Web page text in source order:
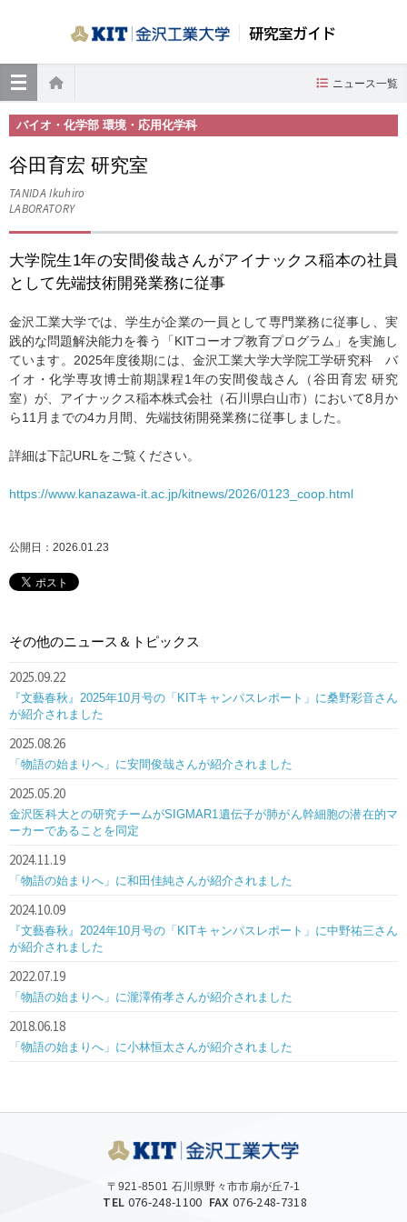
研究室ガイド
ホーム
ニュース一覧
バイオ・化学部 環境・応用化学科
谷田育宏 研究室
TANIDA Ikuhiro
LABORATORY
大学院生1年の安間俊哉さんがアイナックス稲本の社員
として先端技術開発業務に従事
金沢工業大学では、学生が企業の一員として専門業務に従事し、実
践的な問題解決能力を養う「KITコーオプ教育プログラム」を実施し
ています。2025年度後期には、金沢工業大学大学院工学研究科 バ
イオ・化学専攻博士前期課程1年の安間俊哉さん（谷田育宏 研究
室）が、アイナックス稲本株式会社（石川県白山市）において8月か
ら11月までの4カ月間、先端技術開発業務に従事しました。
詳細は下記URLをご覧ください。
https://www.kanazawa-it.ac.jp/kitnews/2026/0123_coop.html
公開日：2026.01.23
その他のニュース＆トピックス
2025.09.22
『文藝春秋』2025年10月号の「KITキャンパスレポート」に桑野彩音さん
が紹介されました
2025.08.26
「物語の始まりへ」に安間俊哉さんが紹介されました
2025.05.20
金沢医科大との研究チームがSIGMAR1遺伝子が肺がん幹細胞の潜在的マ
ーカーであることを同定
2024.11.19
「物語の始まりへ」に和田佳純さんが紹介されました
2024.10.09
『文藝春秋』2024年10月号の「KITキャンパスレポート」に中野祐三さん
が紹介されました
2022.07.19
「物語の始まりへ」に瀧澤侑孝さんが紹介されました
2018.06.18
「物語の始まりへ」に小林恒太さんが紹介されました
〒921-8501 石川県野々市市扇が丘7-1
TEL 076-248-1100 FAX 076-248-7318